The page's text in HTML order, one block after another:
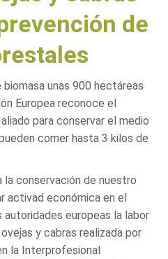
de
unas 900 hectáreas
Europea reconoce el
para conservar el medio
comer hasta 3 kilos de
conservación de nuestro
activad económica en el
autoridades europeas la labor
y cabras realizada por
la Interprofesional